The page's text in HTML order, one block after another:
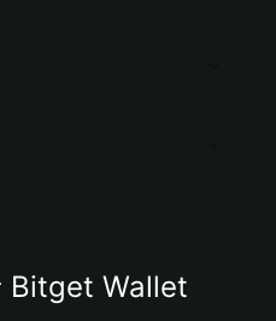
تنزيل تطبيق محفظة Bitget Wallet